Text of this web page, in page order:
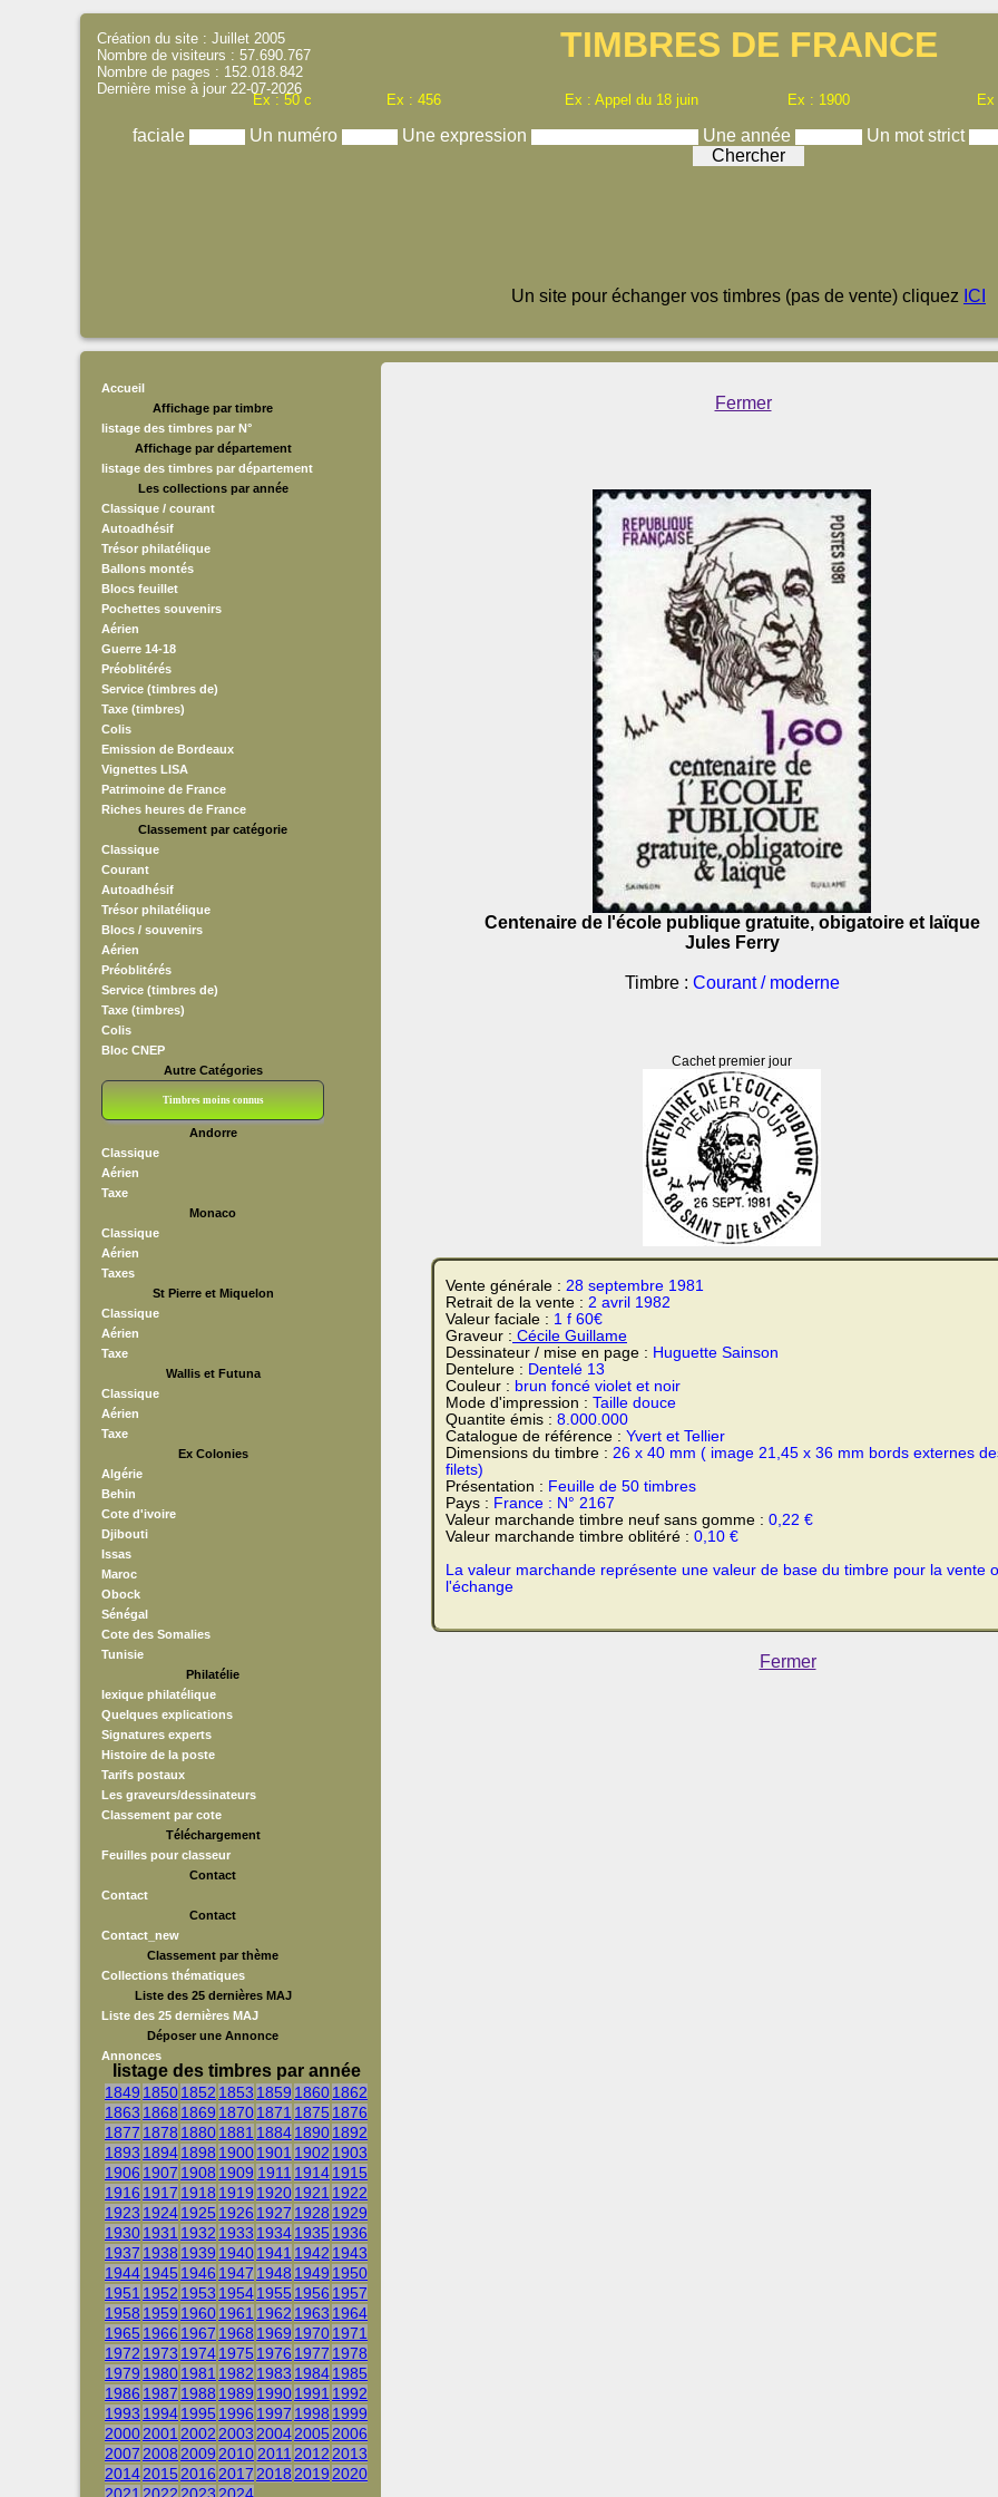
TIMBRES DE FRANCE
Ex : 50 c Ex : 456 Ex : Appel du 18 juin Ex : 1900
faciale Un numéro Une expression Une année Un mot strict
Création du site : Juillet 2005
Nombre de visiteurs : 57.690.767
Nombre de pages : 152.018.842
Dernière mise à jour 22-07-2026
Un site pour échanger vos timbres (pas de vente) cliquez ICI
Accueil
Affichage par timbre
listage des timbres par N°
Affichage par département
listage des timbres par département
Les collections par année
Classique / courant
Autoadhésif
Trésor philatélique
Ballons montés
Blocs feuillet
Pochettes souvenirs
Aérien
Guerre 14-18
Préoblitérés
Service (timbres de)
Taxe (timbres)
Colis
Emission de Bordeaux
Vignettes LISA
Patrimoine de France
Riches heures de France
Classement par catégorie
Classique
Courant
Autoadhésif
Trésor philatélique
Blocs / souvenirs
Aérien
Préoblitérés
Service (timbres de)
Taxe (timbres)
Colis
Bloc CNEP
Autre Catégories
Timbres moins connus
Andorre
Classique
Aérien
Taxe
Monaco
Classique
Aérien
Taxes
St Pierre et Miquelon
Classique
Aérien
Taxe
Wallis et Futuna
Classique
Aérien
Taxe
Ex Colonies
Algérie
Behin
Cote d'ivoire
Djibouti
Issas
Maroc
Obock
Sénégal
Cote des Somalies
Tunisie
Philatélie
lexique philatélique
Quelques explications
Signatures experts
Histoire de la poste
Tarifs postaux
Les graveurs/dessinateurs
Classement par cote
Téléchargement
Feuilles pour classeur
Contact
Contact
Contact
Contact_new
Classement par thème
Collections thématiques
Liste des 25 dernières MAJ
Liste des 25 dernières MAJ
Déposer une Annonce
Annonces
listage des timbres par année
1849 18501852 1853 1859 18601862
1863 1868 1869 18701871 1875 1876
1877 1878 18801881 188418901892
1893 18941898 19001901 1902 1903
1906 1907 1908 1909 1911 19141915
1916 1917 1918 1919 19201921 1922
1923 19241925 1926 1927 1928 1929
19301931 1932 1933 19341935 1936
1937 1938 1939 19401941 1942 1943
19441945 1946 1947 1948 1949 1950
1951 1952 1953 19541955 1956 1957
1958 1959 19601961 1962 1963 1964
1965 1966 1967 1968 1969 19701971
1972 1973 19741975 1976 1977 1978
1979 19801981 1982 1983 19841985
1986 1987 1988 1989 19901991 1992
1993 19941995 1996 1997 1998 1999
20002001 2002 2003 20042005 2006
2007 2008 2009 2010 2011 2012 2013
20142015 2016 2017 2018 2019 2020
Fermer
Centenaire de l'école publique gratuite, obigatoire et laïque
Jules Ferry
Timbre : Courant / moderne
Cachet premier jour
Vente générale : 28 septembre 1981
Retrait de la vente : 2 avril 1982
Valeur faciale : 1 f 60€
Graveur : Cécile Guillame
Dessinateur / mise en page : Huguette Sainson
Dentelure : Dentelé 13
Couleur : brun foncé violet et noir
Mode d'impression : Taille douce
Quantite émis : 8.000.000
Catalogue de référence : Yvert et Tellier
Dimensions du timbre : 26 x 40 mm ( image 21,45 x 36 mm bords externes
filets)
Présentation : Feuille de 50 timbres
Pays : France : N° 2167
Valeur marchande timbre neuf sans gomme : 0,22 €
Valeur marchande timbre oblitéré : 0,10 €
La valeur marchande représente une valeur de base du timbre pour la vente
l'échange
Fermer